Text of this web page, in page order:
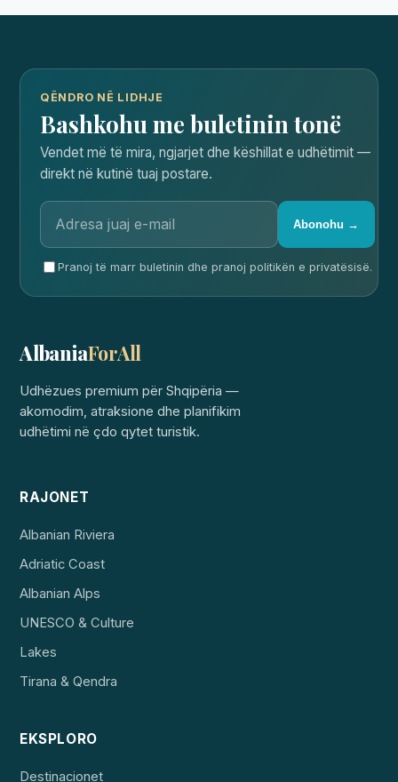
QËNDRO NË LIDHJE
Bashkohu me buletinin tonë
Vendet më të mira, ngjarjet dhe këshillat e udhëtimit —
direkt në kutinë tuaj postare.
Abonohu →
Pranoj të marr buletinin dhe pranoj politikën e privatësisë.
AlbaniaForAll
Udhëzues premium për Shqipëria —
akomodim, atraksione dhe planifikim
udhëtimi në çdo qytet turistik.
RAJONET
Albanian Riviera
Adriatic Coast
Albanian Alps
UNESCO & Culture
Lakes
Tirana & Qendra
EKSPLORO
Destinacionet